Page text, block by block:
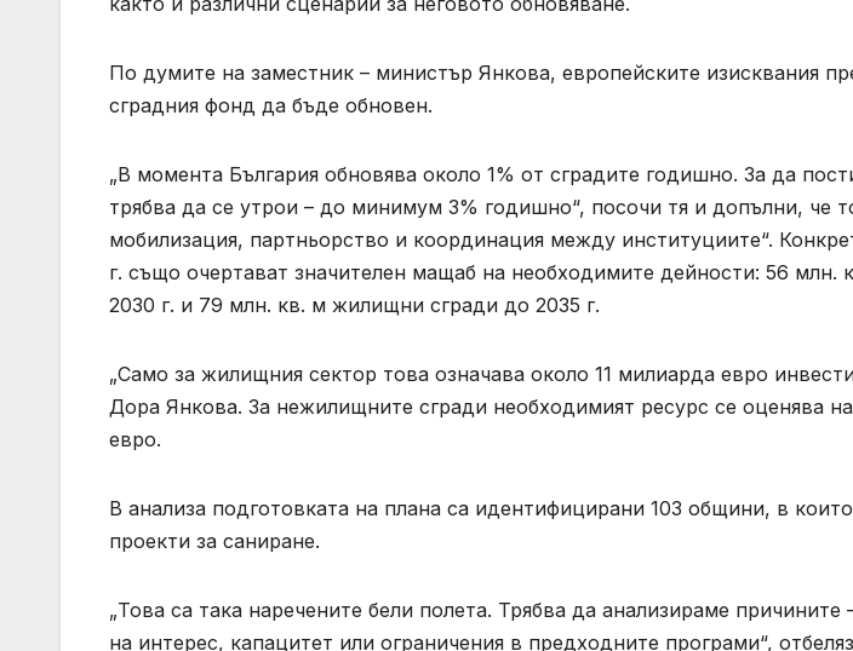
По думите на заместник – министър Янкова, европейските изисквания
сградния фонд да бъде обновен.
„В момента България обновява около 1% от сградите годишно. За да
трябва да се утрои – до минимум 3% годишно“, посочи тя и допълни, че
мобилизация, партньорство и координация между институциите“.
г. също очертават значителен мащаб на необходимите дейности: 56
2030 г. и 79 млн. кв. м жилищни сгради до 2035 г.
„Само за жилищния сектор това означава около 11 милиарда евро
Дора Янкова. За нежилищните сгради необходимият ресурс се оценява
евро.
В анализа подготовката на плана са идентифицирани 103 общини, в
проекти за саниране.
„Това са така наречените бели полета. Трябва да анализираме
на интерес, капацитет или ограничения в предходните програми“,